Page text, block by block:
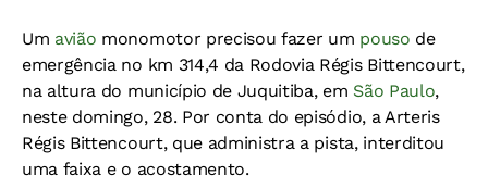
Um avião monomotor precisou fazer um pouso de
emergência no km 314,4 da Rodovia Régis Bittencourt,
na altura do município de Juquitiba, em São Paulo,
neste domingo, 28. Por conta do episódio, a Arteris
Régis Bittencourt, que administra a pista, interditou
uma faixa e o acostamento.